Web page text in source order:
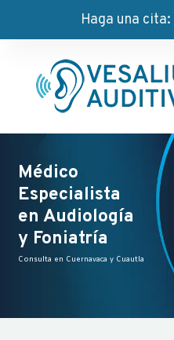
Haga una cita:
Médico
Especialista
en Audiología
y Foniatría
Consulta en Cuernavaca y Cuautla